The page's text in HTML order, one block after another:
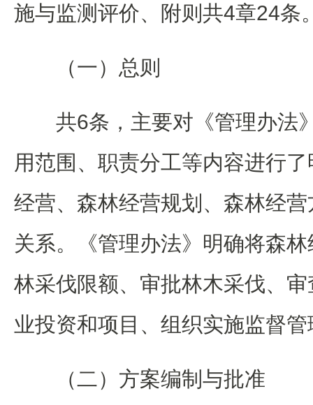
施与监测评价、附则共4章24条
（一）总则
共6条，主要对《管理办法
用范围、职责分工等内容进行
经营、森林经营规划、森林经
关系。《管理办法》明确将森
林采伐限额、审批林木采伐、
业投资和项目、组织实施监督
（二）方案编制与批准